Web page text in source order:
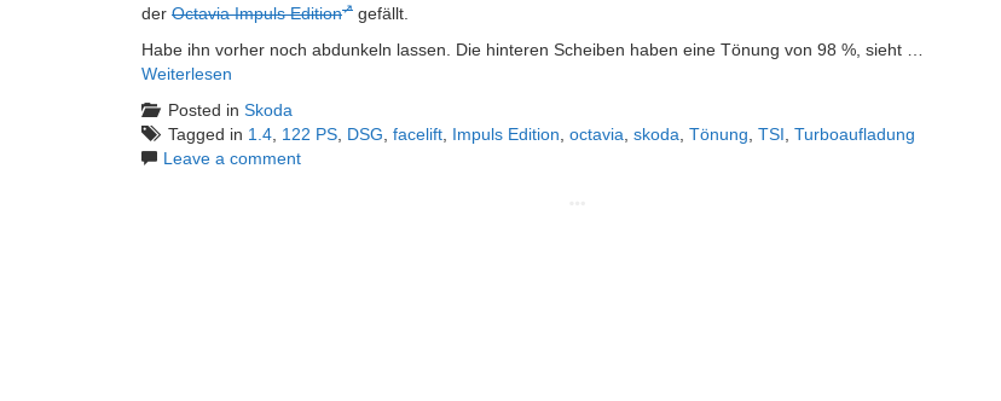
der Octavia Impuls Edition
gefällt.
Habe ihn vorher noch abdunkeln lassen. Die hinteren Scheiben haben eine Tönung von 98 %, sieht …
Weiterlesen
Posted in Skoda
Tagged in 1.4 122 PS DSG facelift Impuls Edition octavia skoda Tönung TSI Turboaufladung
Leave a comment